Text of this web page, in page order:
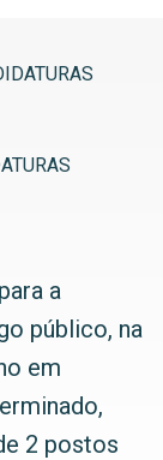
a
público, na
em
2 postos